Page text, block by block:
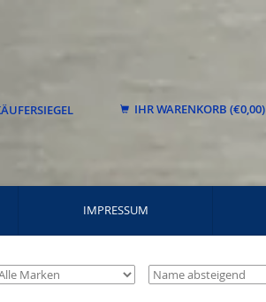
IHR WARENKORB (€0,00)
IMPRESSUM